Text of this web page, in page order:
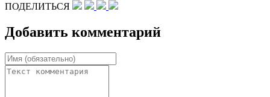
ПОДЕЛИТЬСЯ
Добавить комментарий